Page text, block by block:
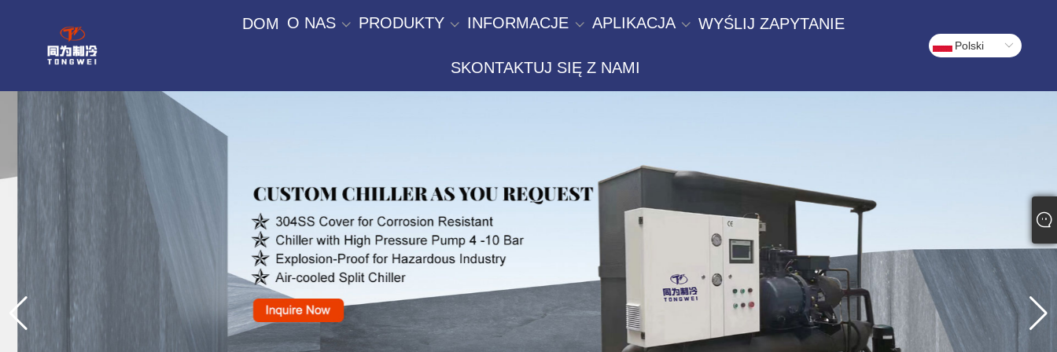
DOM O NAS PRODUKTY INFORMACJE APLIKACJA WYŚLIJ ZAPYTANIE
SKONTAKTUJ SIĘ Z NAMI
Polski